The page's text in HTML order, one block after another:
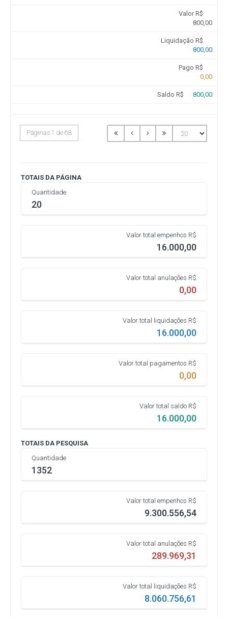
Valor R$
800,00
Liquidação R$
800,00
Pago R$
0,00
Saldo R$ 800,00
Páginas 1 de 68
TOTAIS DA PÁGINA
Quantidade
20
Valor total empenhos R$
16.000,00
Valor total anulações R$
0,00
Valor total liquidações R$
16.000,00
Valor total pagamentos R$
0,00
Valor total saldo R$
16.000,00
TOTAIS DA PESQUISA
Quantidade
1352
Valor total empenhos R$
9.300.556,54
Valor total anulações R$
289.969,31
Valor total liquidações R$
8.060.756,61